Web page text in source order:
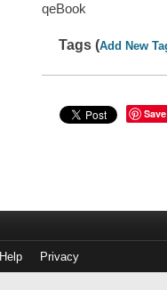
qeBook
Tags (Add New
Save
Help Privacy